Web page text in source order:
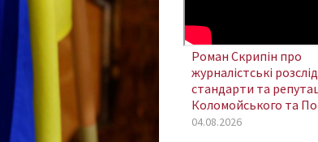
Роман Скрипін про
журналістські
стандарти та
Коломойського та
04.08.2026